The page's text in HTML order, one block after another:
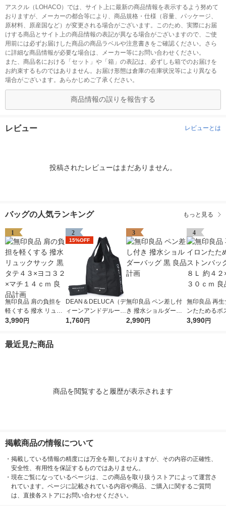
アスクル（LOHACO）では、サイト上に最新の商品情報を表示するよう努めて
おりますが、メーカーの都合等により、商品規格・仕様（容量、パッケージ、
原材料、原産国など）が変更される場合がございます。このため、実際にお届
けする商品とサイト上の商品情報の表記が異なる場合がございますので、ご使
用前には必ずお届けした商品の商品ラベルや注意書きをご確認ください。さら
に詳細な商品情報が必要な場合は、メーカー等にお問い合わせください。
また、商品名における「セット」や「箱」の表記は、必ずしも箱でのお届けを
お約束するものではありません。お届け形態は倉庫の在庫状況等により異なる
場合がございます。あらかじめご了承ください。
商品情報の誤りを報告する
レビュー レビューとは
投稿されたレビューはまだありません。
バッグの人気ランキング もっと見る
1
無印良品 肩の負担を
軽くする 撥水 リュッ
クサック 黒 タテ４３
3,990円
2
15%OFF
DEAN＆DELUCA（デ
ィーンアンドデルー
カ） ショッピングバ
1,760円
3
無印良品 ペン差し付
き 撥水ショルダーバ
ッグ 黒 良品計画
2,990円
4
無印良品 再生
ンたためるボ
ッグ 黒 １８
3,990円
最近見た商品
商品を閲覧すると履歴が表示されます
掲載商品の情報について
・ 掲載している情報の精度には万全を期しておりますが、その内容の正確性、
安全性、有用性を保証するものではありません。
・ 現在ご覧になっているページは、この商品を取り扱うストアによって運営さ
れています。ページに記載されている内容や商品、ご購入に関するご質問
は、直接各ストアにお問い合わせください。